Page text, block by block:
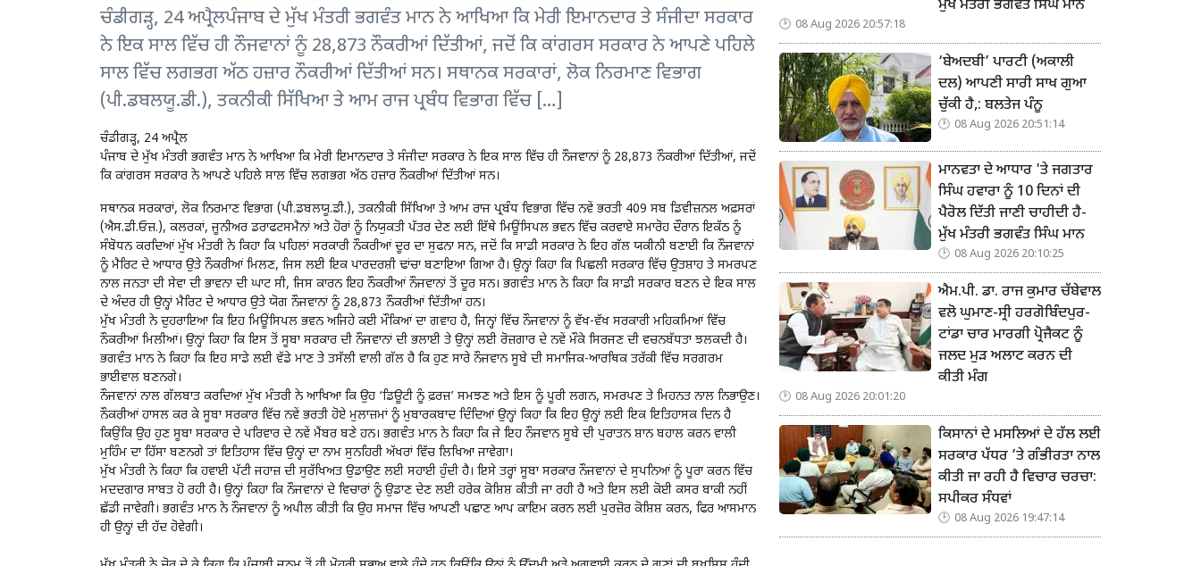
ਚੰਡੀਗੜ੍ਹ, 24 ਅਪ੍ਰੈਲਪੰਜਾਬ ਦੇ ਮੁੱਖ ਮੰਤਰੀ ਭਗਵੰਤ ਮਾਨ ਨੇ ਆਖਿਆ ਕਿ ਮੇਰੀ ਇਮਾਨਦਾਰ ਤੇ ਸੰਜੀਦਾ ਸਰਕਾਰ
ਨੇ ਇਕ ਸਾਲ ਵਿੱਚ ਹੀ ਨੌਜਵਾਨਾਂ ਨੂੰ 28,873 ਨੌਕਰੀਆਂ ਦਿੱਤੀਆਂ, ਜਦੋਂ ਕਿ ਕਾਂਗਰਸ ਸਰਕਾਰ ਨੇ ਆਪਣੇ ਪਹਿਲੇ
ਸਾਲ ਵਿੱਚ ਲਗਭਗ ਅੱਠ ਹਜ਼ਾਰ ਨੌਕਰੀਆਂ ਦਿੱਤੀਆਂ ਸਨ। ਸਥਾਨਕ ਸਰਕਾਰਾਂ, ਲੋਕ ਨਿਰਮਾਣ ਵਿਭਾਗ
(ਪੀ.ਡਬਲਯੂ.ਡੀ.), ਤਕਨੀਕੀ ਸਿੱਖਿਆ ਤੇ ਆਮ ਰਾਜ ਪ੍ਰਬੰਧ ਵਿਭਾਗ ਵਿੱਚ […]
ਚੰਡੀਗੜ੍ਹ, 24 ਅਪ੍ਰੈਲ
ਪੰਜਾਬ ਦੇ ਮੁੱਖ ਮੰਤਰੀ ਭਗਵੰਤ ਮਾਨ ਨੇ ਆਖਿਆ ਕਿ ਮੇਰੀ ਇਮਾਨਦਾਰ ਤੇ ਸੰਜੀਦਾ ਸਰਕਾਰ ਨੇ ਇਕ ਸਾਲ ਵਿੱਚ ਹੀ ਨੌਜਵਾਨਾਂ ਨੂੰ 28,873 ਨੌਕਰੀਆਂ ਦਿੱਤੀਆਂ, ਜਦੋਂ
ਕਿ ਕਾਂਗਰਸ ਸਰਕਾਰ ਨੇ ਆਪਣੇ ਪਹਿਲੇ ਸਾਲ ਵਿੱਚ ਲਗਭਗ ਅੱਠ ਹਜ਼ਾਰ ਨੌਕਰੀਆਂ ਦਿੱਤੀਆਂ ਸਨ।
ਸਥਾਨਕ ਸਰਕਾਰਾਂ, ਲੋਕ ਨਿਰਮਾਣ ਵਿਭਾਗ (ਪੀ.ਡਬਲਯੂ.ਡੀ.), ਤਕਨੀਕੀ ਸਿੱਖਿਆ ਤੇ ਆਮ ਰਾਜ ਪ੍ਰਬੰਧ ਵਿਭਾਗ ਵਿੱਚ ਨਵੇਂ ਭਰਤੀ 409 ਸਬ ਡਿਵੀਜ਼ਨਲ ਅਫ਼ਸਰਾਂ
(ਐਸ.ਡੀ.ਓਜ਼.), ਕਲਰਕਾਂ, ਜੂਨੀਅਰ ਡਰਾਫਟਸਮੈਨਾਂ ਅਤੇ ਹੋਰਾਂ ਨੂੰ ਨਿਯੁਕਤੀ ਪੱਤਰ ਦੇਣ ਲਈ ਇੱਥੇ ਮਿਊਂਸਿਪਲ ਭਵਨ ਵਿੱਚ ਕਰਵਾਏ ਸਮਾਰੋਹ ਦੌਰਾਨ ਇਕੱਠ ਨੂੰ
ਸੰਬੋਧਨ ਕਰਦਿਆਂ ਮੁੱਖ ਮੰਤਰੀ ਨੇ ਕਿਹਾ ਕਿ ਪਹਿਲਾਂ ਸਰਕਾਰੀ ਨੌਕਰੀਆਂ ਦੂਰ ਦਾ ਸੁਫਨਾ ਸਨ, ਜਦੋਂ ਕਿ ਸਾਡੀ ਸਰਕਾਰ ਨੇ ਇਹ ਗੱਲ ਯਕੀਨੀ ਬਣਾਈ ਕਿ ਨੌਜਵਾਨਾਂ
ਨੂੰ ਮੈਰਿਟ ਦੇ ਆਧਾਰ ਉਤੇ ਨੌਕਰੀਆਂ ਮਿਲਣ, ਜਿਸ ਲਈ ਇਕ ਪਾਰਦਰਸ਼ੀ ਢਾਂਚਾ ਬਣਾਇਆ ਗਿਆ ਹੈ। ਉਨ੍ਹਾਂ ਕਿਹਾ ਕਿ ਪਿਛਲੀ ਸਰਕਾਰ ਵਿੱਚ ਉਤਸ਼ਾਹ ਤੇ ਸਮਰਪਣ
ਨਾਲ ਜਨਤਾ ਦੀ ਸੇਵਾ ਦੀ ਭਾਵਨਾ ਦੀ ਘਾਟ ਸੀ, ਜਿਸ ਕਾਰਨ ਇਹ ਨੌਕਰੀਆਂ ਨੌਜਵਾਨਾਂ ਤੋਂ ਦੂਰ ਸਨ। ਭਗਵੰਤ ਮਾਨ ਨੇ ਕਿਹਾ ਕਿ ਸਾਡੀ ਸਰਕਾਰ ਬਣਨ ਦੇ ਇਕ ਸਾਲ
ਦੇ ਅੰਦਰ ਹੀ ਉਨ੍ਹਾਂ ਮੈਰਿਟ ਦੇ ਆਧਾਰ ਉਤੇ ਯੋਗ ਨੌਜਵਾਨਾਂ ਨੂੰ 28,873 ਨੌਕਰੀਆਂ ਦਿੱਤੀਆਂ ਹਨ।
ਮੁੱਖ ਮੰਤਰੀ ਨੇ ਦੁਹਰਾਇਆ ਕਿ ਇਹ ਮਿਊਂਸਿਪਲ ਭਵਨ ਅਜਿਹੇ ਕਈ ਮੌਕਿਆਂ ਦਾ ਗਵਾਹ ਹੈ, ਜਿਨ੍ਹਾਂ ਵਿੱਚ ਨੌਜਵਾਨਾਂ ਨੂੰ ਵੱਖ-ਵੱਖ ਸਰਕਾਰੀ ਮਹਿਕਮਿਆਂ ਵਿੱਚ
ਨੌਕਰੀਆਂ ਮਿਲੀਆਂ। ਉਨ੍ਹਾਂ ਕਿਹਾ ਕਿ ਇਸ ਤੋਂ ਸੂਬਾ ਸਰਕਾਰ ਦੀ ਨੌਜਵਾਨਾਂ ਦੀ ਭਲਾਈ ਤੇ ਉਨ੍ਹਾਂ ਲਈ ਰੋਜ਼ਗਾਰ ਦੇ ਨਵੇਂ ਮੌਕੇ ਸਿਰਜਣ ਦੀ ਵਚਨਬੱਧਤਾ ਝਲਕਦੀ ਹੈ।
ਭਗਵੰਤ ਮਾਨ ਨੇ ਕਿਹਾ ਕਿ ਇਹ ਸਾਡੇ ਲਈ ਵੱਡੇ ਮਾਣ ਤੇ ਤਸੱਲੀ ਵਾਲੀ ਗੱਲ ਹੈ ਕਿ ਹੁਣ ਸਾਰੇ ਨੌਜਵਾਨ ਸੂਬੇ ਦੀ ਸਮਾਜਿਕ-ਆਰਥਿਕ ਤਰੱਕੀ ਵਿੱਚ ਸਰਗਰਮ
ਭਾਈਵਾਲ ਬਣਨਗੇ।
ਨੌਜਵਾਨਾਂ ਨਾਲ ਗੱਲਬਾਤ ਕਰਦਿਆਂ ਮੁੱਖ ਮੰਤਰੀ ਨੇ ਆਖਿਆ ਕਿ ਉਹ ‘ਡਿਊਟੀ ਨੂੰ ਫ਼ਰਜ਼’ ਸਮਝਣ ਅਤੇ ਇਸ ਨੂੰ ਪੂਰੀ ਲਗਨ, ਸਮਰਪਣ ਤੇ ਮਿਹਨਤ ਨਾਲ ਨਿਭਾਉਣ।
ਨੌਕਰੀਆਂ ਹਾਸਲ ਕਰ ਕੇ ਸੂਬਾ ਸਰਕਾਰ ਵਿੱਚ ਨਵੇਂ ਭਰਤੀ ਹੋਏ ਮੁਲਾਜ਼ਮਾਂ ਨੂੰ ਮੁਬਾਰਕਬਾਦ ਦਿੰਦਿਆਂ ਉਨ੍ਹਾਂ ਕਿਹਾ ਕਿ ਇਹ ਉਨ੍ਹਾਂ ਲਈ ਇਕ ਇਤਿਹਾਸਕ ਦਿਨ ਹੈ
ਕਿਉਂਕਿ ਉਹ ਹੁਣ ਸੂਬਾ ਸਰਕਾਰ ਦੇ ਪਰਿਵਾਰ ਦੇ ਨਵੇਂ ਮੈਂਬਰ ਬਣੇ ਹਨ। ਭਗਵੰਤ ਮਾਨ ਨੇ ਕਿਹਾ ਕਿ ਜੇ ਇਹ ਨੌਜਵਾਨ ਸੂਬੇ ਦੀ ਪੁਰਾਤਨ ਸ਼ਾਨ ਬਹਾਲ ਕਰਨ ਵਾਲੀ
ਮੁਹਿੰਮ ਦਾ ਹਿੱਸਾ ਬਣਨਗੇ ਤਾਂ ਇਤਿਹਾਸ ਵਿੱਚ ਉਨ੍ਹਾਂ ਦਾ ਨਾਮ ਸੁਨਹਿਰੀ ਅੱਖਰਾਂ ਵਿੱਚ ਲਿਖਿਆ ਜਾਵੇਗਾ।
ਮੁੱਖ ਮੰਤਰੀ ਨੇ ਕਿਹਾ ਕਿ ਹਵਾਈ ਪੱਟੀ ਜਹਾਜ਼ ਦੀ ਸੁਰੱਖਿਅਤ ਉਡਾਉਣ ਲਈ ਸਹਾਈ ਹੁੰਦੀ ਹੈ। ਇਸੇ ਤਰ੍ਹਾਂ ਸੂਬਾ ਸਰਕਾਰ ਨੌਜਵਾਨਾਂ ਦੇ ਸੁਪਨਿਆਂ ਨੂੰ ਪੂਰਾ ਕਰਨ ਵਿੱਚ
ਮਦਦਗਾਰ ਸਾਬਤ ਹੋ ਰਹੀ ਹੈ। ਉਨ੍ਹਾਂ ਕਿਹਾ ਕਿ ਨੌਜਵਾਨਾਂ ਦੇ ਵਿਚਾਰਾਂ ਨੂੰ ਉਡਾਣ ਦੇਣ ਲਈ ਹਰੇਕ ਕੋਸ਼ਿਸ਼ ਕੀਤੀ ਜਾ ਰਹੀ ਹੈ ਅਤੇ ਇਸ ਲਈ ਕੋਈ ਕਸਰ ਬਾਕੀ ਨਹੀਂ
ਛੱਡੀ ਜਾਵੇਗੀ। ਭਗਵੰਤ ਮਾਨ ਨੇ ਨੌਜਵਾਨਾਂ ਨੂੰ ਅਪੀਲ ਕੀਤੀ ਕਿ ਉਹ ਸਮਾਜ ਵਿੱਚ ਆਪਣੀ ਪਛਾਣ ਆਪ ਕਾਇਮ ਕਰਨ ਲਈ ਪੁਰਜ਼ੋਰ ਕੋਸ਼ਿਸ਼ ਕਰਨ, ਫਿਰ ਆਸਮਾਨ
ਹੀ ਉਨ੍ਹਾਂ ਦੀ ਹੱਦ ਹੋਵੇਗੀ।
ਮੁੱਖ ਮੰਤਰੀ ਭਗਵੰਤ ਸਿੰਘ ਮਾਨ
08 Aug 2026 20:57:18
‘ਬੇਅਦਬੀ’ ਪਾਰਟੀ (ਅਕਾਲੀ
ਦਲ) ਆਪਣੀ ਸਾਰੀ ਸਾਖ ਗੁਆ
ਚੁੱਕੀ ਹੈ,: ਬਲਤੇਜ ਪੰਨੂ
08 Aug 2026 20:51:14
ਮਾਨਵਤਾ ਦੇ ਆਧਾਰ 'ਤੇ ਜਗਤਾਰ
ਸਿੰਘ ਹਵਾਰਾ ਨੂੰ 10 ਦਿਨਾਂ ਦੀ
ਪੈਰੋਲ ਦਿੱਤੀ ਜਾਣੀ ਚਾਹੀਦੀ ਹੈ-
ਮੁੱਖ ਮੰਤਰੀ ਭਗਵੰਤ ਸਿੰਘ ਮਾਨ
08 Aug 2026 20:10:25
ਐਮ.ਪੀ. ਡਾ. ਰਾਜ ਕੁਮਾਰ ਚੱਬੇਵਾਲ
ਵਲੋ ਘੁਮਾਣ-ਸ੍ਰੀ ਹਰਗੋਬਿੰਦਪੁਰ-
ਟਾਂਡਾ ਚਾਰ ਮਾਰਗੀ ਪ੍ਰੋਜੈਕਟ ਨੂੰ
ਜਲਦ ਮੁੜ ਅਲਾਟ ਕਰਨ ਦੀ
ਕੀਤੀ ਮੰਗ
08 Aug 2026 20:01:20
ਕਿਸਾਨਾਂ ਦੇ ਮਸਲਿਆਂ ਦੇ ਹੱਲ ਲਈ
ਸਰਕਾਰ ਪੱਧਰ ’ਤੇ ਗੰਭੀਰਤਾ ਨਾਲ
ਕੀਤੀ ਜਾ ਰਹੀ ਹੈ ਵਿਚਾਰ ਚਰਚਾ:
ਸਪੀਕਰ ਸੰਧਵਾਂ
08 Aug 2026 19:47:14